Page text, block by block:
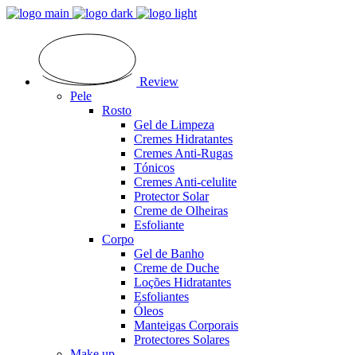
Review
Pele
Rosto
Gel de Limpeza
Cremes Hidratantes
Cremes Anti-Rugas
Tónicos
Cremes Anti-celulite
Protector Solar
Creme de Olheiras
Esfoliante
Corpo
Gel de Banho
Creme de Duche
Loções Hidratantes
Esfoliantes
Óleos
Manteigas Corporais
Protectores Solares